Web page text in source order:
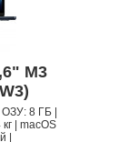
M3
8 ГБ |
| macOS
|